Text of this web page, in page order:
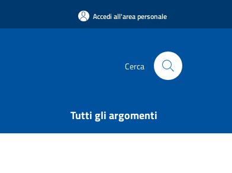
Accedi all'area personale
Cerca
Tutti gli argomenti